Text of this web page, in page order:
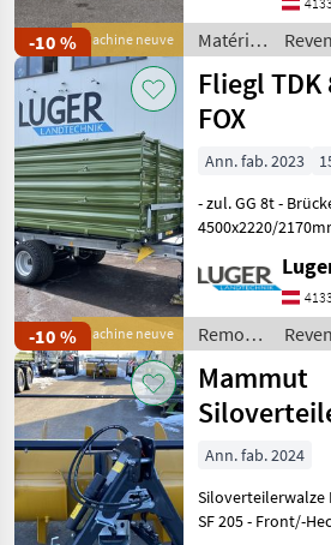
-10 % Machine neuve
Zapfwelle -
1500 min -
Matériels
de
ferme,
étable et
saulles /
Schneeberger
-10 % Machine neuve
Fliegl TDK
FOX
Ann. fab. 2023
- zul. GG 8t -
4500x2220/
erster Aufbau
zweiter Aufbau
für Leichtgut -
Parabelfederu
Remorques
/ Fliegl
Mammut
205 Titan
Ann. fab. 2024
Siloverteilerwalze
SF 205 - Front/-Heck Anbau